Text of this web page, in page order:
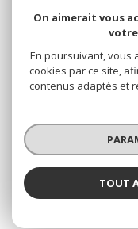
©
Nos honoraires
Réalisé
On aimerait vous
En poursuivant, vous
cookies par ce site,
contenus adaptés et
TOUT